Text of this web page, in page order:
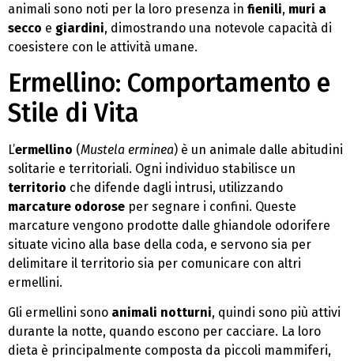
animali sono noti per la loro presenza in fienili, muri a
secco e giardini, dimostrando una notevole capacità di
coesistere con le attività umane.
Ermellino: Comportamento e
Stile di Vita
L’ermellino (Mustela erminea) è un animale dalle abitudini
solitarie e territoriali. Ogni individuo stabilisce un
territorio che difende dagli intrusi, utilizzando
marcature odorose per segnare i confini. Queste
marcature vengono prodotte dalle ghiandole odorifere
situate vicino alla base della coda, e servono sia per
delimitare il territorio sia per comunicare con altri
ermellini.
Gli ermellini sono animali notturni, quindi sono più attivi
durante la notte, quando escono per cacciare. La loro
dieta è principalmente composta da piccoli mammiferi,